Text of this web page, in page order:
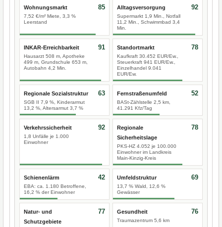
Wohnungsmarkt
7,52 €/m² Miete, 3,3 %
Leerstand
85 Alltagsversorgung
Supermarkt 1,9 Min., Notfall
11,2 Min., Schwimmbad 3,4
Min.
92
INKAR-Erreichbarkeit
Hausarzt 508 m, Apotheke
499 m, Grundschule 653 m,
Autobahn 4,2 Min.
91 Standortmarkt
Kaufkraft 30.452 EUR/Ew.,
Steuerkraft 941 EUR/Ew.,
Einzelhandel 9.041
EUR/Ew.
78
Regionale Sozialstruktur
SGB II 7,9 %, Kinderarmut
13,2 %, Altersarmut 3,7 %
63 Fernstraßenumfeld
BASt-Zählstelle 2,5 km,
41.291 Kfz/Tag
52
Verkehrssicherheit
1,8 Unfälle je 1.000
Einwohner
92
Regionale
Sicherheitslage
PKS-HZ 4.052 je 100.000
Einwohner im Landkreis
Main-Kinzig-Kreis
78
Schienenlärm
EBA: ca. 1.180 Betroffene,
16,2 % der Einwohner
42 Umfeldstruktur
13,7 % Wald, 12,6 %
Gewässer
69
Natur- und
Schutzgebiete
77 Gesundheit
Traumazentrum 5,6 km
76